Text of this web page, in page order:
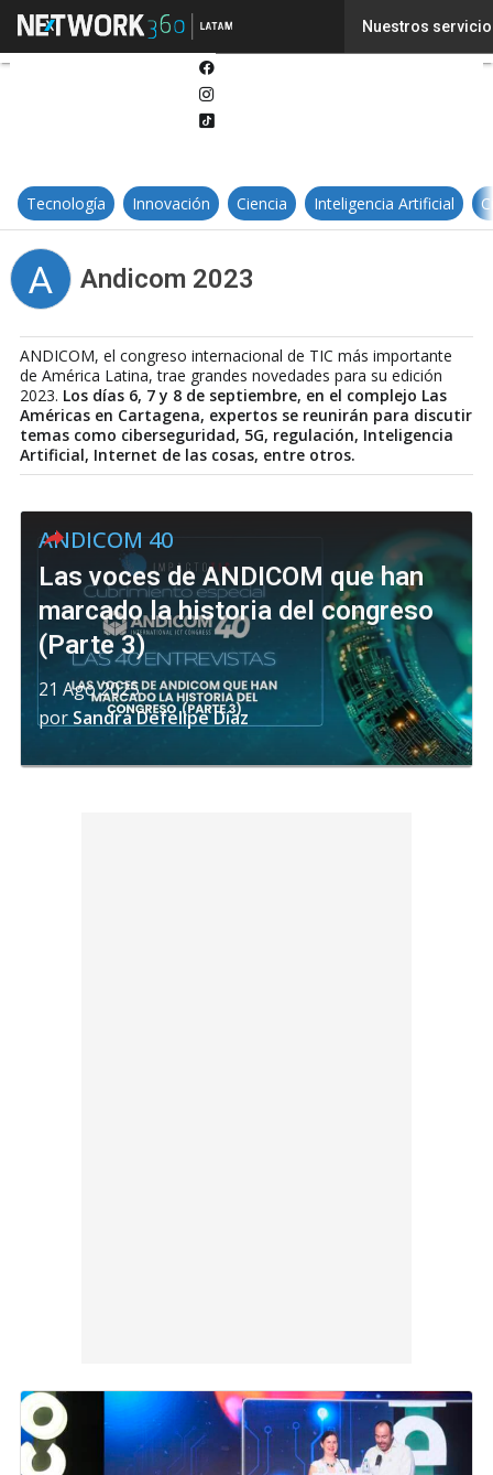
Nuestros
Tecnología Innovación Ciencia Inteligencia Artificial
A Andicom 2023
ANDICOM, el congreso internacional de TIC más importante
de América Latina, trae grandes novedades para su edición
2023. Los días 6, 7 y 8 de septiembre, en el complejo Las
Américas en Cartagena, expertos se reunirán para discutir
temas como ciberseguridad, 5G, regulación, Inteligencia
Artificial, Internet de las cosas, entre otros.
ANDICOM 40
Las voces de ANDICOM que han
marcado la historia del congreso
(Parte 3)
21 Ago 2025
por Sandra Defelipe Díaz